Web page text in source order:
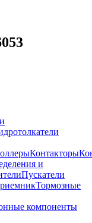
Контакторы
и
Пускатели
Тормозные
компоненты